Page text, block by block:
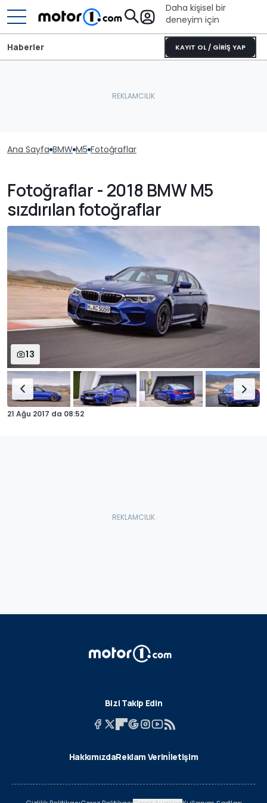
Daha kişisel bir
deneyim için
KAYIT OL / GİRİŞ YAP
Haberler
Ana Sayfa BMW M5 Fotoğraflar
Fotoğraflar - 2018 BMW M5
sızdırılan fotoğraflar
13
21 Ağu 2017 da 08:52
Bizi Takip Edin
HakkımızdaReklam Verinİletişim